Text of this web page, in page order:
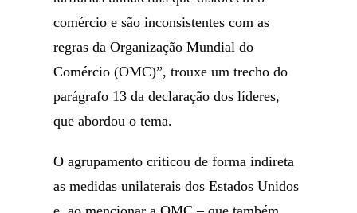
comércio e são inconsistentes com as
regras da Organização Mundial do
Comércio (OMC)”, trouxe um trecho do
parágrafo 13 da declaração dos líderes,
que abordou o tema.
O agrupamento criticou de forma indireta
as medidas unilaterais dos Estados Unidos